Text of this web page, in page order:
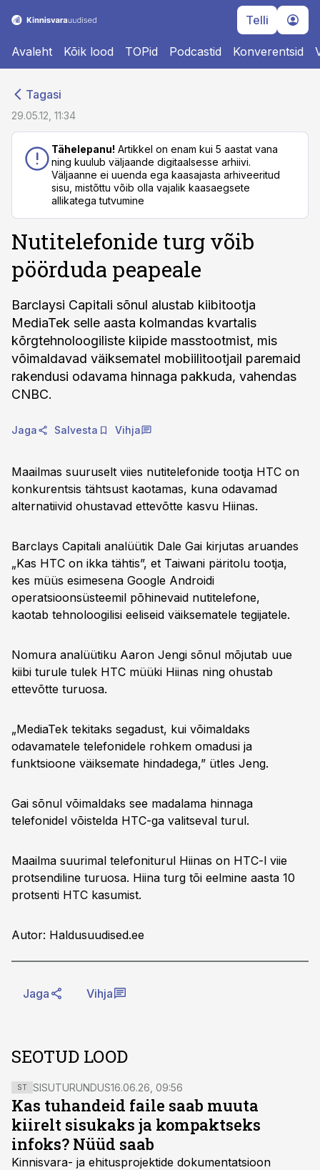
Telli
Avaleht Kõik lood TOPid Podcastid Konverentsid
Tagasi
29.05.12, 11:34
Tähelepanu! Artikkel on enam kui 5 aastat vana
ning kuulub väljaande digitaalsesse arhiivi.
Väljaanne ei uuenda ega kaasajasta arhiveeritud
sisu, mistõttu võib olla vajalik kaasaegsete
allikatega tutvumine
Nutitelefonide turg võib
pöörduda peapeale
Barclaysi Capitali sõnul alustab kiibitootja
MediaTek selle aasta kolmandas kvartalis
kõrgtehnoloogiliste kiipide masstootmist, mis
võimaldavad väiksematel mobiilitootjail paremaid
rakendusi odavama hinnaga pakkuda, vahendas
CNBC.
Jaga Salvesta Vihja
Maailmas suuruselt viies nutitelefonide tootja HTC on
konkurentsis tähtsust kaotamas, kuna odavamad
alternatiivid ohustavad ettevõtte kasvu Hiinas.
Barclays Capitali analüütik Dale Gai kirjutas aruandes
„Kas HTC on ikka tähtis”, et Taiwani päritolu tootja,
kes müüs esimesena Google Androidi
operatsioonsüsteemil põhinevaid nutitelefone,
kaotab tehnoloogilisi eeliseid väiksematele tegijatele.
Nomura analüütiku Aaron Jengi sõnul mõjutab uue
kiibi turule tulek HTC müüki Hiinas ning ohustab
ettevõtte turuosa.
„MediaTek tekitaks segadust, kui võimaldaks
odavamatele telefonidele rohkem omadusi ja
funktsioone väiksemate hindadega,” ütles Jeng.
Gai sõnul võimaldaks see madalama hinnaga
telefonidel võistelda HTC-ga valitseval turul.
Maailma suurimal telefoniturul Hiinas on HTC-l viie
protsendiline turuosa. Hiina turg tõi eelmine aasta 10
protsenti HTC kasumist.
Autor: Haldusuudised.ee
Jaga Vihja
SEOTUD LOOD
ST SISUTURUNDUS16.06.26, 09:56
Kas tuhandeid faile saab muuta
kiirelt sisukaks ja kompaktseks
infoks? Nüüd saab
Kinnisvara- ja ehitusprojektide dokumentatsioon